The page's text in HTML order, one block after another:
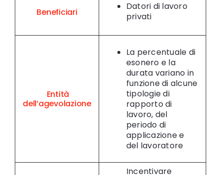
Beneficiari
Datori di lavoro
privati
Entità
dell’agevolazione
La percentuale di
esonero e la
durata variano in
funzione di alcune
tipologie di
rapporto di
lavoro, del
periodo di
applicazione e
del lavoratore
Incentivare